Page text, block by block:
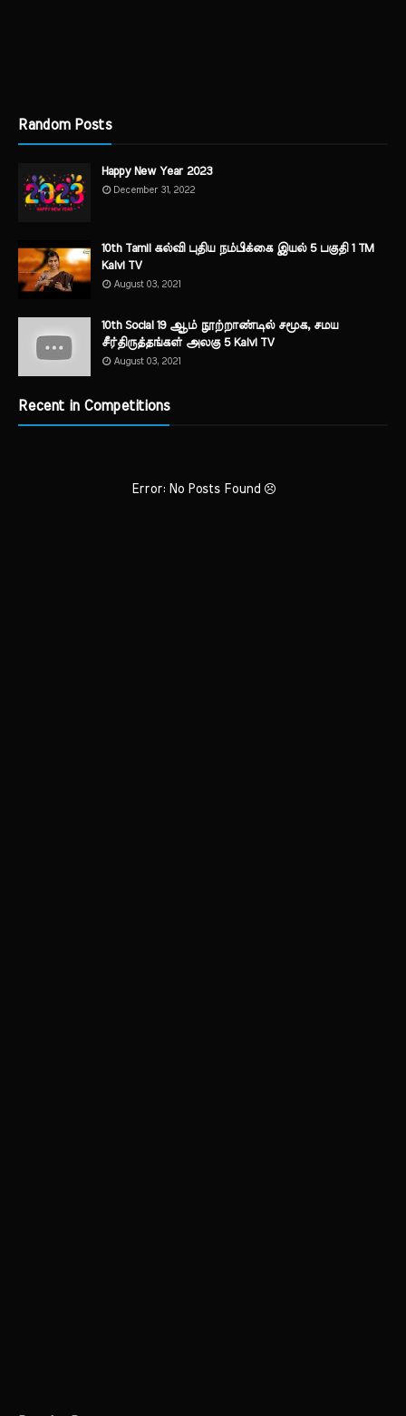
Random Posts
Happy New Year 2023
December 31, 2022
10th Tamil கல்வி புதிய நம்பிக்கை இயல் 5 பகுதி 1 TM
Kalvi TV
August 03, 2021
10th Social 19 ஆம் நூற்றாண்டில் சமூக, சமய
சீர்திருத்தங்கள் அலகு 5 Kalvi TV
August 03, 2021
Recent in Competitions
Error: No Posts Found